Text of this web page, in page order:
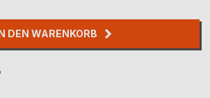
DEN WARENKORB